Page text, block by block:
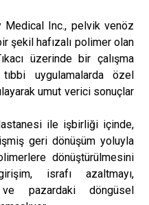
Medical Inc., pelvik venöz
şekil hafızalı polimer olan
üzerinde bir çalışma
tıbbi uygulamalarda özel
umut verici sonuçlar
ile işbirliği içinde,
geri dönüşüm yoluyla
dönüştürülmesini
israfı azaltmayı,
ve pazardaki döngüsel